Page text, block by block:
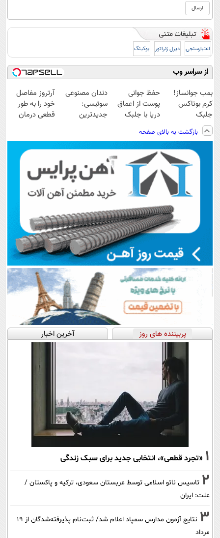
اعتبارسنجی دیزل ژنراتور بوکینگ
از سراسر وب
بمب جوانساز!
کرم بوتاکس
جلبک
اسپیرولینا50%تخفیف
حفظ جوانی
پوست از اعماق
دریا با جلبک
دندان مصنوعی
سوئیسی:
جدیدترین
پرداخت قسطی
آرتروز مفاصل
خود را به طور
قطعی درمان
بازگشت به بالای صفحه
پربیننده های روز آخرین اخبار
1 «تجرد قطعی»، انتخابی جدید برای سبک زندگی
2 تاسیس ناتو اسلامی توسط عربستان سعودی، ترکیه و پاکستان /
علت: ایران
3
نتایج آزمون مدارس سمپاد اعلام شد/ ثبت‌نام پذیرفته‌شدگان از ۱۹
مرداد